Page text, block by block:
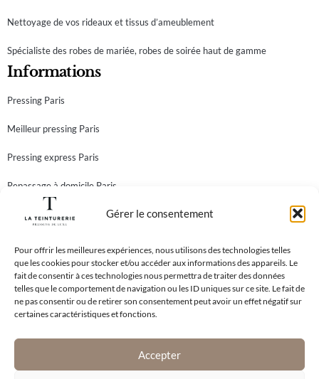
Gérer le consentement
Pour offrir les meilleures expériences, nous utilisons des technologies telles
que les cookies pour stocker et/ou accéder aux informations des appareils. Le
fait de consentir à ces technologies nous permettra de traiter des données
telles que le comportement de navigation ou les ID uniques sur ce site. Le fait de
ne pas consentir ou de retirer son consentement peut avoir un effet négatif sur
certaines caractéristiques et fonctions.
Accepter
Nettoyage de vos rideaux et tissus d’ameublement
Spécialiste des robes de mariée, robes de soirée haut de gamme
Informations
Pressing Paris
Meilleur pressing Paris
Pressing express Paris
Repassage à domicile Paris
Teinturier Paris
Abonnez-vous à notre newsletter et recevez toutes nos
meilleures offres!